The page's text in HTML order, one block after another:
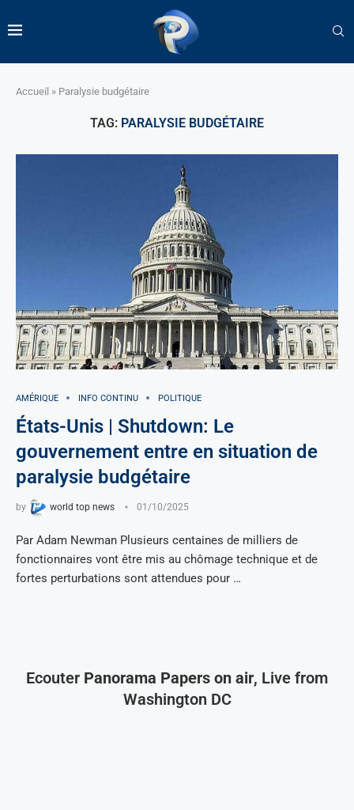
Accueil » Paralysie budgétaire
TAG: PARALYSIE BUDGÉTAIRE
AMÉRIQUE INFO CONTINU POLITIQUE
États-Unis | Shutdown: Le
gouvernement entre en situation de
paralysie budgétaire
by world top news 01/10/2025
Par Adam Newman Plusieurs centaines de milliers de
fonctionnaires vont être mis au chômage technique et de
fortes perturbations sont attendues pour …
Ecouter Panorama Papers on air, Live from
Washington DC